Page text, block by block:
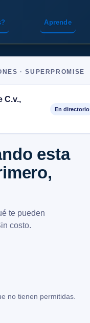
Aprende
· SUPERPROMISE
C.v.,
En directorio
esta
te pueden
costo.
no tienen permitidas.